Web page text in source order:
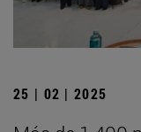
25 | 02 | 2025